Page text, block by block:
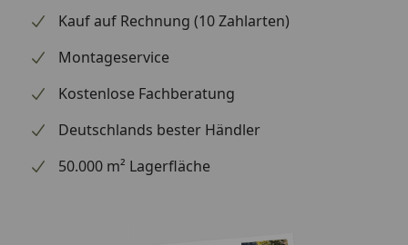
Kauf auf Rechnung (10 Zahlarten)
Montageservice
Kostenlose Fachberatung
Deutschlands bester Händler
50.000 m² Lagerfläche